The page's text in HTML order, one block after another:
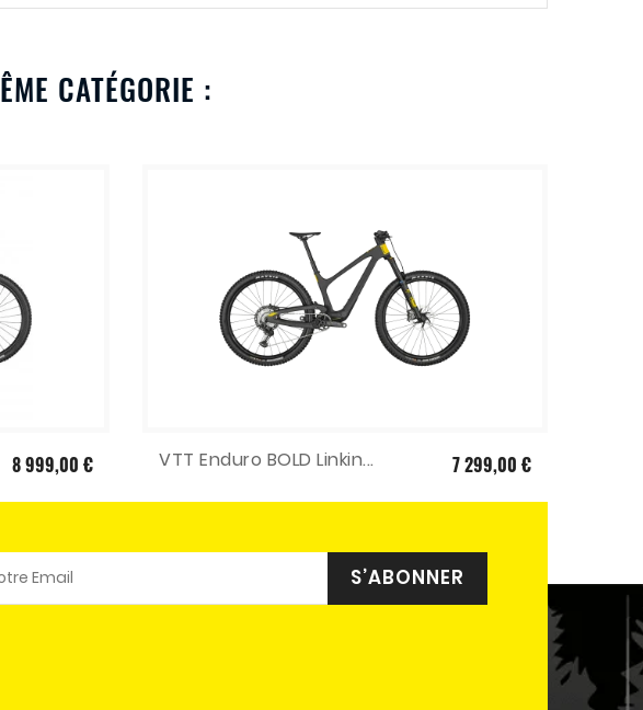
CATÉGORIE :
8 999,00 € VTT Enduro BOLD Linkin... 7 299,00 €